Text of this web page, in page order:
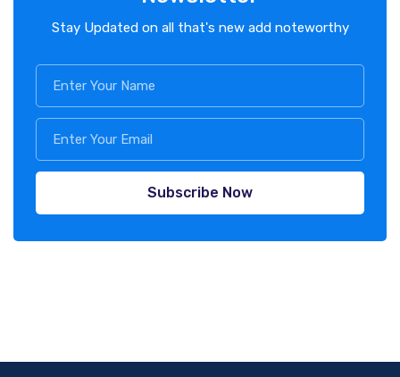
Stay Updated on all that's new add noteworthy
Subscribe Now